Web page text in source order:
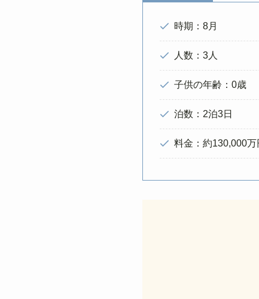
時期：8月
人数：3人
子供の年齢：0歳
泊数：2泊3日
料金：約130,000万